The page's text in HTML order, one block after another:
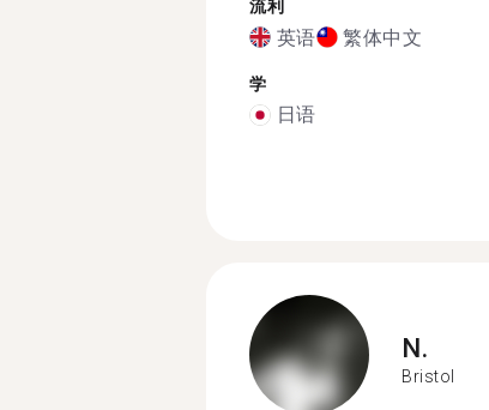
流利
英语 繁体中文
学
日语
N.
Bristol